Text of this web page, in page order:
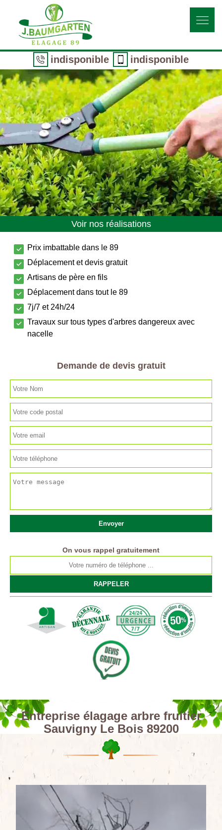
indisponible indisponible
Voir nos réalisations
Prix imbattable dans le 89
Déplacement et devis gratuit
Artisans de père en fils
Déplacement dans tout le 89
7j/7 et 24h/24
Travaux sur tous types d'arbres dangereux avec
nacelle
Demande de devis gratuit
On vous rappel gratuitement
Entreprise élagage arbre fruitier
Sauvigny Le Bois 89200